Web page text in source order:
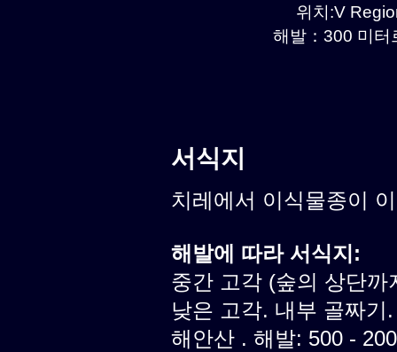
위치:V
해발：300 미터
서식지
치레에서 이식물종이
해발에 따라 서식지:
중간 고각 (숲의 상단까
낮은 고각. 내부 골짜기.
해안산 . 해발: 500 -